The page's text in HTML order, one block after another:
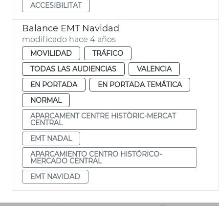
ACCESIBILITAT
Balance EMT Navidad
modificado hace 4 años
MOVILIDAD
TRÁFICO
TODAS LAS AUDIENCIAS
VALENCIA
EN PORTADA
EN PORTADA TEMÁTICA
NORMAL
APARCAMENT CENTRE HISTÒRIC-MERCAT
CENTRAL
EMT NADAL
APARCAMIENTO CENTRO HISTÓRICO-
MERCADO CENTRAL
EMT NAVIDAD